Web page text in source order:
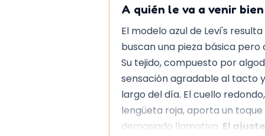
A quién le va a venir bien
El modelo azul de Levi's
buscan una pieza básica
Su tejido, compuesto por
sensación agradable al tacto
largo del día. El cuello
lengüeta roja, aporta un
demasiado llamativo. El ajuste